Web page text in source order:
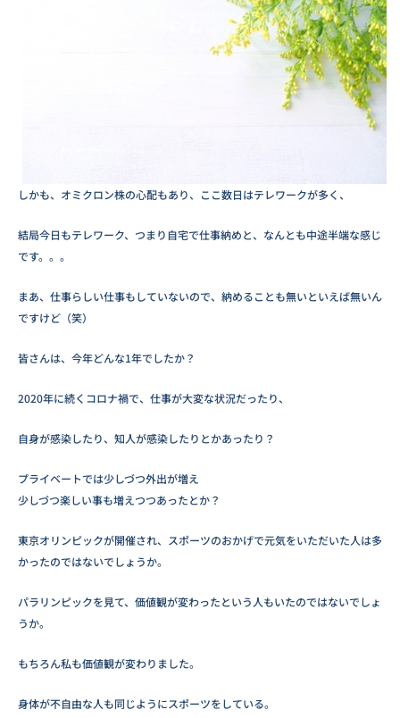
しかも、オミクロン株の心配もあり、ここ数日はテレワークが多く、
結局今日もテレワーク、つまり自宅で仕事納めと、なんとも中途半端な感じ
です。。。
まあ、仕事らしい仕事もしていないので、納めることも無いといえば無いん
ですけど（笑）
皆さんは、今年どんな1年でしたか？
2020年に続くコロナ禍で、仕事が大変な状況だったり、
自身が感染したり、知人が感染したりとかあったり？
プライベートでは少しづつ外出が増え
少しづつ楽しい事も増えつつあったとか？
東京オリンピックが開催され、スポーツのおかげで元気をいただいた人は多
かったのではないでしょうか。
パラリンピックを見て、価値観が変わったという人もいたのではないでしょ
うか。
もちろん私も価値観が変わりました。
身体が不自由な人も同じようにスポーツをしている。